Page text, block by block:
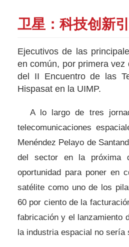
卫星：科技创新
Ejecutivos de las
en común, por primera
del II Encuentro de las
Hispasat en la UIMP.
A lo largo de tres
telecomunicaciones
Menéndez Pelayo de
del sector en la próxima
oportunidad para poner en
satélite como uno de los
60 por ciento de la
fabricación y el lanzamiento
la industria espacial no sería